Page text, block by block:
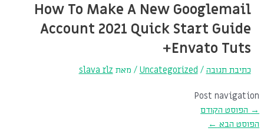
How To Make A New Googlemail
Account 2021 Quick Start Guide
Envato Tuts+
כתיבת תגובה /
Uncategorized / מאת slava rlz
Post navigation
→ הפוסט הקודם
הפוסט הבא ←